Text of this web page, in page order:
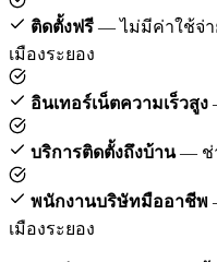
ติดตั้งฟรี — ไม่มีค่าใช้จ่า
เมืองระยอง
อินเทอร์เน็ตความเร็วสูง
บริการติดตั้งถึงบ้าน— ช่
พนักงานบริษัทมืออาชีพ
เมืองระยอง